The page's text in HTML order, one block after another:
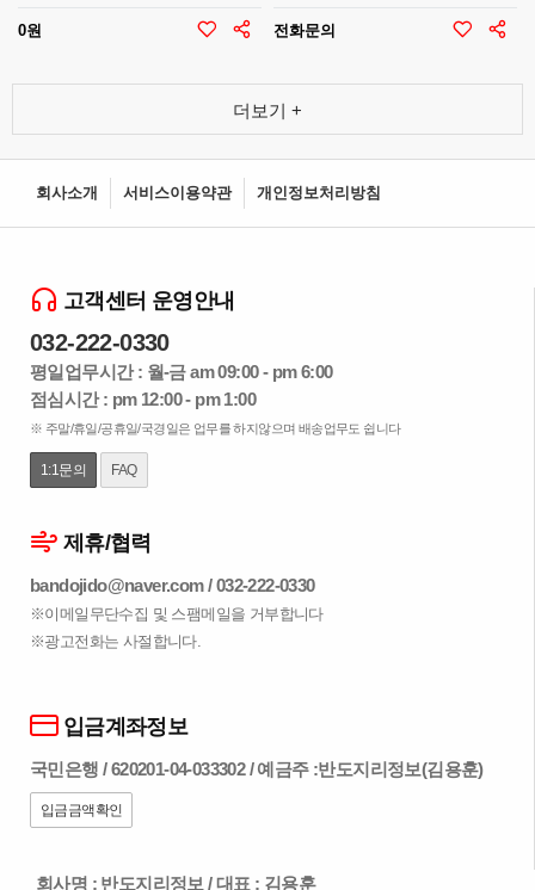
0원 전화문의
더보기 +
회사소개 서비스이용약관 개인정보처리방침
고객센터 운영안내
032-222-0330
평일업무시간 : 월-금 am 09:00 - pm 6:00
점심시간 : pm 12:00 - pm 1:00
※ 주말/휴일/공휴일/국경일은 업무를 하지않으며 배송업무도 쉽니다
1:1문의 FAQ
제휴/협력
bandojido@naver.com/032-222-0330
※이메일무단수집 및 스팸메일을 거부합니다
※광고전화는 사절합니다.
입금계좌정보
국민은행 / 620201-04-033302 / 예금주 :반도지리정보(김용훈)
입금금액확인
회사명 : 반도지리정보 /대표 : 김용훈